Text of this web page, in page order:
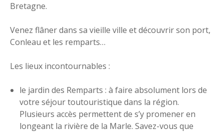
Bretagne.
Venez flâner dans sa vieille ville et découvrir son port,
Conleau et les remparts…
Les lieux incontournables :
le jardin des Remparts : à faire absolument lors de
votre séjour toutouristique dans la région.
Plusieurs accès permettent de s’y promener en
longeant la rivière de la Marle. Savez-vous que